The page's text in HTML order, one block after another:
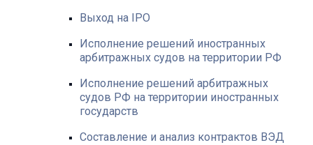
Выход на IPO
Исполнение решений иностранных
арбитражных судов на территории РФ
Исполнение решений арбитражных
судов РФ на территории иностранных
государств
Составление и анализ контрактов ВЭД